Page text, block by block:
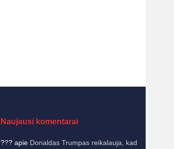
Naujausi komentarai
???apie Donaldas Trumpas reikalauja, kad